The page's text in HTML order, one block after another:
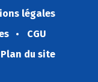
légales
CGU
Plan du site